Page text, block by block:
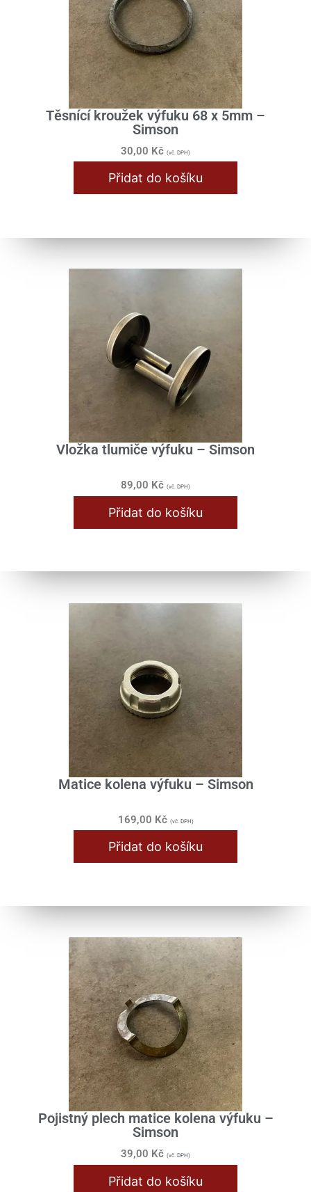
Těsnící kroužek výfuku 68 x 5mm –
Simson
30,00 Kč (vč. DPH)
Přidat do košíku
Vložka tlumiče výfuku – Simson
89,00 Kč (vč. DPH)
Přidat do košíku
Matice kolena výfuku – Simson
169,00 Kč (vč. DPH)
Přidat do košíku
Pojistný plech matice kolena výfuku –
Simson
39,00 Kč (vč. DPH)
Přidat do košíku